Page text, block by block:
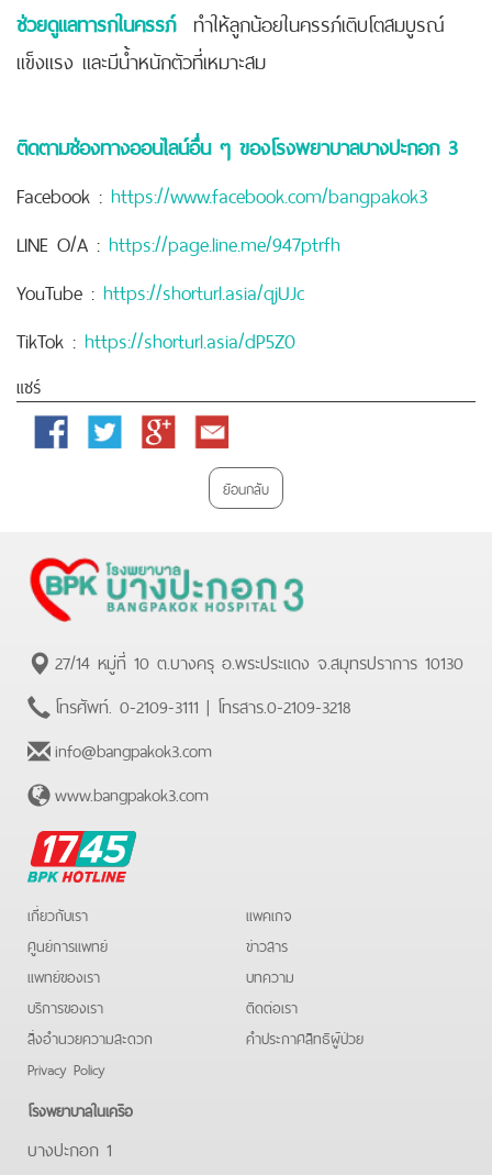
ช่วยดูแลทารกในครรภ์ทำให้ลูกน้อยในครรภ์เติบโตสมบูรณ์
แข็งแรง และมีน้ำหนักตัวที่เหมาะสม
ติดตามช่องทางออนไลน์อื่น ๆ ของโรงพยาบาลบางปะกอก 3
Facebook : https://www.facebook.com/bangpakok3
LINE O/A : https://page.line.me/947ptrfh
YouTube : https://shorturl.asia/qjUJc
TikTok : https://shorturl.asia/dP5Z0
แชร์
Facebook Twitter
Google
Email
ย้อนกลับ
27/14 หมู่ที่ 10 ต.บางครุ อ.พระประแดง จ.สมุทรปราการ 10130
โทรศัพท์. 0-2109-3111 | โทรสาร.0-2109-3218
info@bangpakok3.com
www.bangpakok3.com
BPK
Hotline
เกี่ยวกับเรา
ศูนย์การแพทย์
แพทย์ของเรา
บริการของเรา
สิ่งอำนวยความสะดวก
Privacy Policy
แพคเกจ
ข่าวสาร
บทความ
ติดต่อเรา
คําประกาศสิทธิผู้ป่วย
โรงพยาบาลในเครือ
บางปะกอก 1